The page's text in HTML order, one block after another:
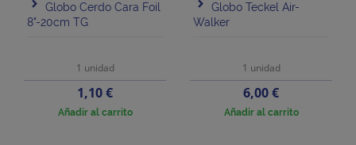
Globo Cerdo Cara Foil
8"-20cm TG
1 unidad
Precio
1,10 €
Añadir al carrito
Globo Teckel Air-
Walker
1 unidad
Precio
6,00 €
Añadir al carrito